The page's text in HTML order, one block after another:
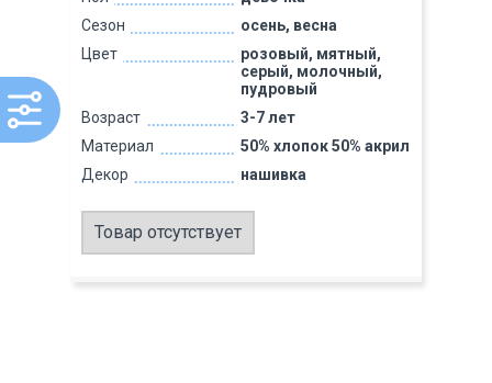
Сезон
осень, весна
Цвет
розовый, мятный,
серый, молочный,
пудровый
Возраст
3-7 лет
Материал
50% хлопок 50% акрил
Декор
нашивка
Товар отсутствует